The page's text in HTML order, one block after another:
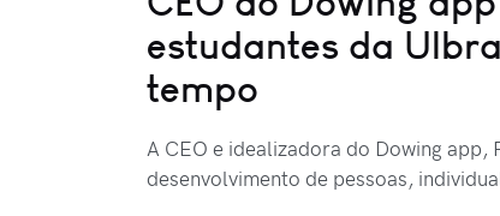
estudantes da
tempo
A CEO e idealizadora do Dowing
desenvolvimento de pessoas,